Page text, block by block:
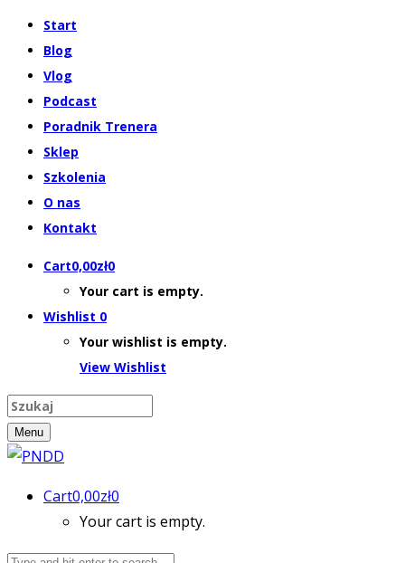
Start
Blog
Vlog
Podcast
Poradnik Trenera
Sklep
Szkolenia
O nas
Kontakt
Cart0,00zł0
Your cart is empty.
Wishlist 0
Your wishlist is empty.
View Wishlist
Menu
Cart0,00zł0
Your cart is empty.